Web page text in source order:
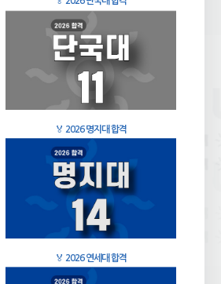
🏅 2026 명지대 합격
🏅 2026 연세대 합격